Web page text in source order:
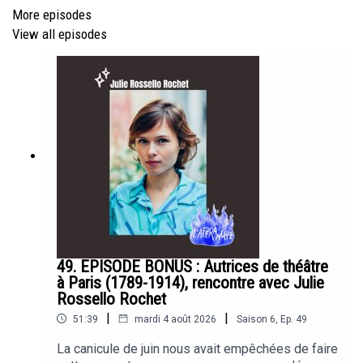
Pour soutenir l'Organisation de Solidarité Trans,
https://orgasolitrans.fr/index.php/nous-soutenir/
le lien direct helloasso:
https://www.helloasso.com/associations/ost-
organisation-de-solidarite-trans/collectes/campagne-
Merci pour votre aide.
Saison #6 : Univers graphique : Mirion Malle | Habillage
sonore : Pierre-Antoine Naline, accompagné de la
chorale Dònas d'Òlt d'après le chantLa Rotacomposé
par Nadèta Carita | À la conversation et à la réalisation :
Soazic Courbet.
More episodes
View all episodes
49. EPISODE BONUS : Autrices de théâtre
à Paris (1789-1914), rencontre avec Julie
Rossello Rochet
51:39 | mardi 4 août 2026 | Saison 6, Ep. 49
La canicule de juin nous avait empêchées de faire